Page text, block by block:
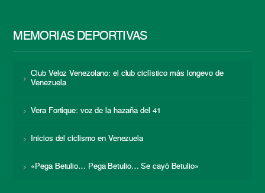
MEMORIAS DEPORTIVAS
Club Veloz Venezolano: el club ciclístico más longevo de
Venezuela
Vera Fortique: voz de la hazaña del 41
Inicios del ciclismo en Venezuela
«Pega Betulio… Pega Betulio… Se cayó Betulio»